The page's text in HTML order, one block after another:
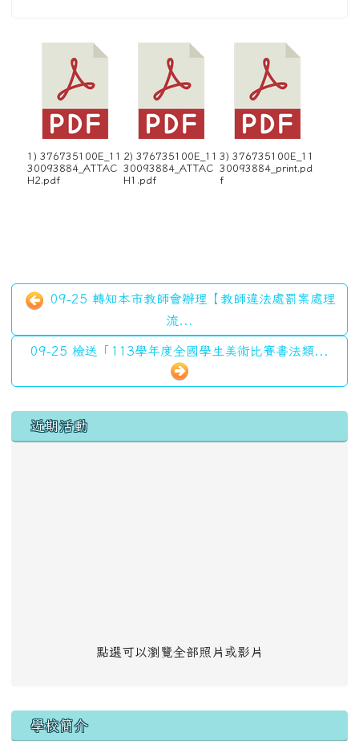
1) 376735100E_11
30093884_ATTAC
H2.pdf
2) 376735100E_11
30093884_ATTAC
H1.pdf
3) 376735100E_11
30093884_print.pd
f
09-25 轉知本市教師會辦理【教師違法處罰案處理
流...
09-25 檢送「113學年度全國學生美術比賽書法類...
左邊區域內容
近期活動
點選可以瀏覽全部照片或影片
學校簡介